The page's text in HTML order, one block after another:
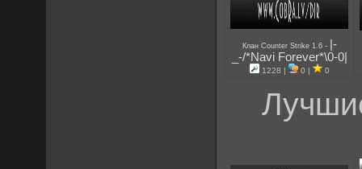
Клан Counter Strike 1.6 -
|-
_-/*Navi Forever*\0-0|
1228 | 0 | 0